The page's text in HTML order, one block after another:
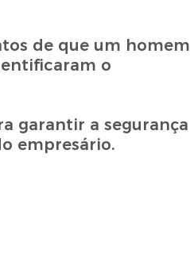
de que um homem
o
garantir a segurança
empresário.